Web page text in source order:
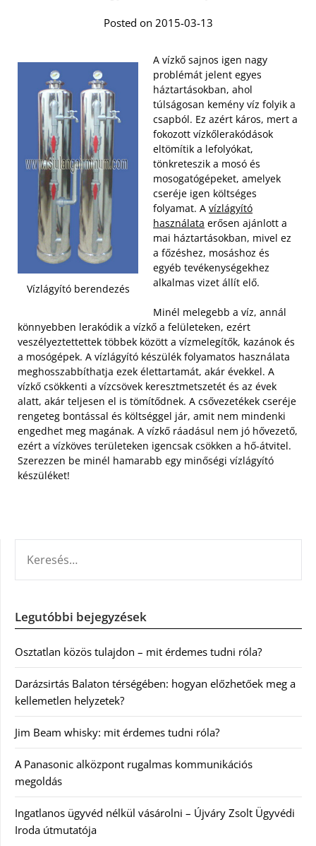
Posted on 2015-03-13
Vízlágyító berendezés
A vízkő sajnos igen nagy
problémát jelent egyes
háztartásokban, ahol
túlságosan kemény víz folyik a
csapból. Ez azért káros, mert a
fokozott vízkőlerakódások
eltömítik a lefolyókat,
tönkreteszik a mosó és
mosogatógépeket, amelyek
cseréje igen költséges
folyamat. A vízlágyító
használata erősen ajánlott a
mai háztartásokban, mivel ez
a főzéshez, mosáshoz és
egyéb tevékenységekhez
alkalmas vizet állít elő.
Minél melegebb a víz, annál
könnyebben lerakódik a vízkő a felületeken, ezért
veszélyeztettettek többek között a vízmelegítők, kazánok és
a mosógépek. A vízlágyító készülék folyamatos használata
meghosszabbíthatja ezek élettartamát, akár évekkel. A
vízkő csökkenti a vízcsövek keresztmetszetét és az évek
alatt, akár teljesen el is tömítődnek. A csővezetékek cseréje
rengeteg bontással és költséggel jár, amit nem mindenki
engedhet meg magának. A vízkő ráadásul nem jó hővezető,
ezért a vízköves területeken igencsak csökken a hő-átvitel.
Szerezzen be minél hamarabb egy minőségi vízlágyító
készüléket!
Legutóbbi bejegyzések
Osztatlan közös tulajdon – mit érdemes tudni róla?
Darázsirtás Balaton térségében: hogyan előzhetőek meg a
kellemetlen helyzetek?
Jim Beam whisky: mit érdemes tudni róla?
A Panasonic alközpont rugalmas kommunikációs
megoldás
Ingatlanos ügyvéd nélkül vásárolni – Újváry Zsolt Ügyvédi
Iroda útmutatója